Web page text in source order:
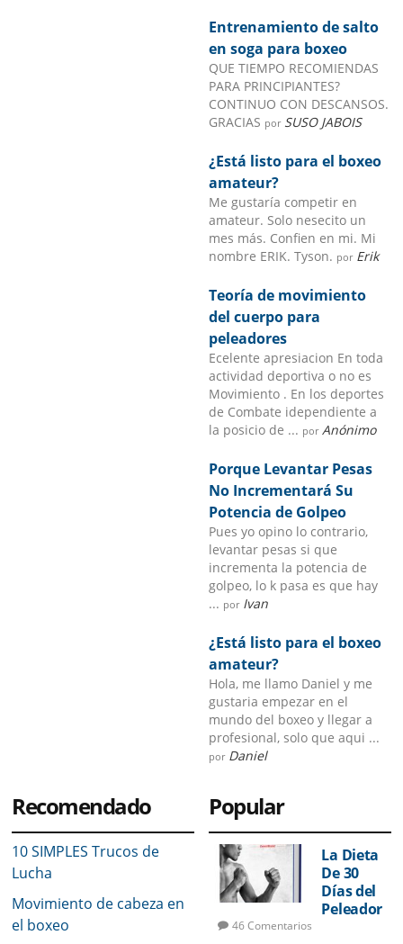
Entrenamiento de salto
en soga para boxeo
QUE TIEMPO RECOMIENDAS
PARA PRINCIPIANTES?
CONTINUO CON DESCANSOS.
GRACIAS por SUSO JABOIS
¿Está listo para el boxeo
amateur?
Me gustaría competir en
amateur. Solo nesecito un
mes más. Confien en mi. Mi
nombre ERIK. Tyson. por Erik
Teoría de movimiento
del cuerpo para
peleadores
Ecelente apresiacion En toda
actividad deportiva o no es
Movimiento . En los deportes
de Combate idependiente a
la posicio de ... por Anónimo
Porque Levantar Pesas
No Incrementará Su
Potencia de Golpeo
Pues yo opino lo contrario,
levantar pesas si que
incrementa la potencia de
golpeo, lo k pasa es que hay
... por Ivan
¿Está listo para el boxeo
amateur?
Hola, me llamo Daniel y me
gustaria empezar en el
mundo del boxeo y llegar a
profesional, solo que aqui ...
por Daniel
Recomendado
10 SIMPLES Trucos de
Lucha
Movimiento de cabeza en
el boxeo
Popular
La Dieta
De 30
Días del
Peleador
46 Comentarios